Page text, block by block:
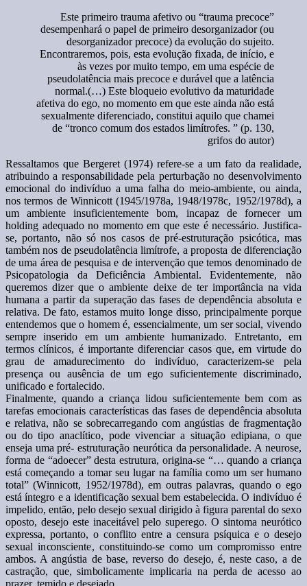
Este primeiro trauma afetivo ou “trauma precoce”
desempenhará o papel de primeiro desorganizador (ou
desorganizador precoce) da evolução do sujeito.
Encontraremos, pois, esta evolução fixada, de início, e
às vezes por muito tempo, em uma espécie de
pseudolatência mais precoce e durável que a latência
normal.(…) Este bloqueio evolutivo da maturidade
afetiva do ego, no momento em que este ainda não está
sexualmente diferenciado, constitui aquilo que chamei
de “tronco comum dos estados limítrofes. ” (p. 130,
grifos do autor)
Ressaltamos que Bergeret (1974) refere-se a um fato da realidade,
atribuindo a responsabilidade pela perturbação no desenvolvimento
emocional do indivíduo a uma falha do meio-ambiente, ou ainda,
nos termos de Winnicott (1945/1978a, 1948/1978c, 1952/1978d), a
um ambiente insuficientemente bom, incapaz de fornecer um
holding adequado no momento em que este é necessário. Justifica-
se, portanto, não só nos casos de pré-estruturação psicótica, mas
também nos de pseudolatência limítrofe, a proposta de diferenciação
de uma área de pesquisa e de intervenção que temos denominado de
Psicopatologia da Deficiência Ambiental. Evidentemente, não
queremos dizer que o ambiente deixe de ter importância na vida
humana a partir da superação das fases de dependência absoluta e
relativa. De fato, estamos muito longe disso, principalmente porque
entendemos que o homem é, essencialmente, um ser social, vivendo
sempre inserido em um ambiente humanizado. Entretanto, em
termos clínicos, é importante diferenciar casos que, em virtude do
grau de amadurecimento do indivíduo, caracterizem-se pela
presença ou ausência de um ego suficientemente discriminado,
unificado e fortalecido.
Finalmente, quando a criança lidou suficientemente bem com as
tarefas emocionais características das fases de dependência absoluta
e relativa, não se sobrecarregando com angústias de fragmentação
ou do tipo anaclítico, pode vivenciar a situação edipiana, o que
enseja uma pré- estruturação neurótica da personalidade. A neurose,
forma de “adoecer” desta estrutura, origina-se “… quando a criança
está começando a tomar seu lugar na família como um ser humano
total” (Winnicott, 1952/1978d), em outras palavras, quando o ego
está íntegro e a identificação sexual bem estabelecida. O indivíduo é
impelido, então, pelo desejo sexual dirigido à figura parental do sexo
oposto, desejo este inaceitável pelo superego. O sintoma neurótico
expressa, portanto, o conflito entre a censura psíquica e o desejo
sexual inconsciente, constituindo-se como um compromisso entre
ambos. A angústia de base, reverso do desejo, é, neste caso, a de
castração, que, simbolicamente implicaria na perda de acesso ao
prazer, temido e desejado.